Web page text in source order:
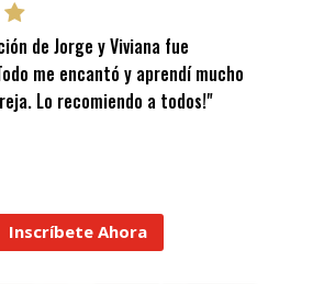
de Jorge y Viviana fue
me encantó y aprendí mucho
Lo recomiendo a todos!"
Inscríbete Ahora